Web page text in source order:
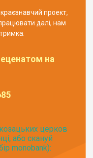
проект,
далі, нам
на
церков
або скануй
monobank):